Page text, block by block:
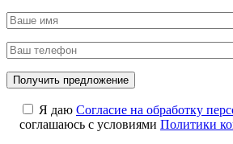
Я даю Cогласие на обработку
соглашаюсь с условиями Политики